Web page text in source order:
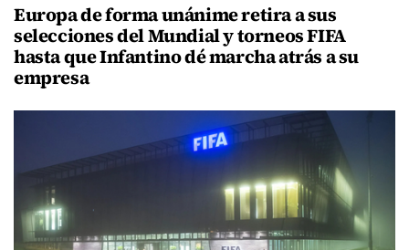
Europa de forma unánime retira a sus
selecciones del Mundial y torneos FIFA
hasta que Infantino dé marcha atrás a su
empresa